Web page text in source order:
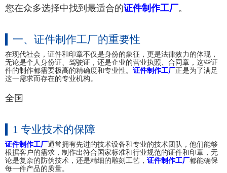
您在众多选择中找到最适合的证件制作工厂。
一、证件制作工厂的重要性
在现代社会，证件和印章不仅是身份的象征，更是法律效力的体现，
无论是个人身份证、驾驶证，还是企业的营业执照、合同章，这些证
件的制作都需要极高的精确度和专业性。 证件制作工厂正是为了满足
这一需求而存在的专业机构。
全国
1 专业技术的保障
证件制作工厂通常拥有先进的技术设备和专业的技术团队，他们能够
根据客户的需求，制作出符合国家标准和行业规范的证件和印章，无
论是复杂的防伪技术，还是精细的雕刻工艺， 证件制作工厂都能确保
每一件产品的质量。